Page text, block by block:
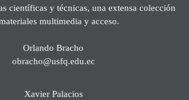
científicas y técnicas, una extensa colección
multimedia y acceso.
Orlando Bracho
obracho@usfq.edu.ec
Xavier Palacios